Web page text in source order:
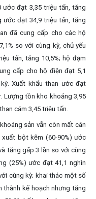
đạt 3,35 triệu tấn, tăng
ước đạt 34,9 triệu tấn, tăng
đã cung cấp cho các hộ
so với cùng kỳ, chủ yếu
tấn, tăng 10,5%; hộ đạm
cấp cho hộ điện đạt 5,1
Xuất khẩu than ước đạt
Lượng tồn kho khoảng 3,95
cám 3,45 triệu tấn.
sản vẫn còn mất cân
bột kẽm (60-90%) ước
tăng gấp 3 lần so với cùng
(25%) ước đạt 41,1 nghìn
cùng kỳ; khai thác một số
thành kế hoạch nhưng tăng